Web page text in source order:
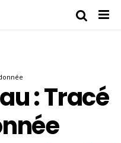
: Tracé